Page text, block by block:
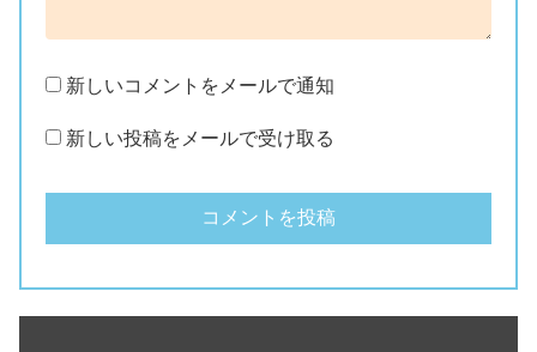
新しいコメントをメールで通知
新しい投稿をメールで受け取る